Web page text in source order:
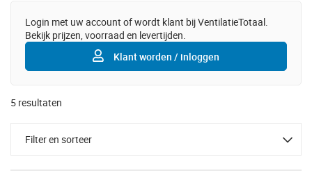
Login met uw account of wordt klant bij VentilatieTotaal.
Bekijk prijzen, voorraad en levertijden.
Klant worden / inloggen
5 resultaten
Filter en sorteer